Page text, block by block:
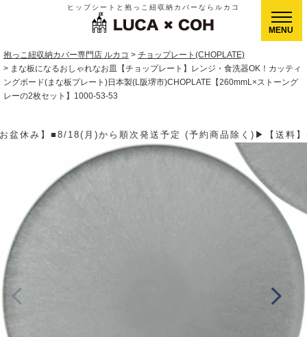
ヒップシートと抱っこ紐収納カバーならルカコ
抱っこ紐収納カバー専門店 ルカコ
チョップレート(CHOPLATE)
まな板になるおしゃれなお皿【チョップレート】レンジ・食洗器OK！カッティ
ングボード(まな板プレート)日本製(L阪堺市)CHOPLATE【260mmL×ストーング
レーの2枚セット】1000-53-53
約商品除く)▶【送料】ゆうパケット400円(全国一律)、ゆ